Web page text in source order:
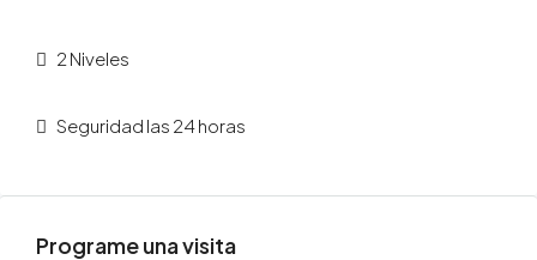
2 Niveles
Seguridad las 24 horas
Programe una visita